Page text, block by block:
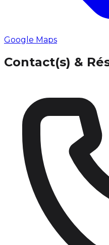
Google Maps
Contact(s) &